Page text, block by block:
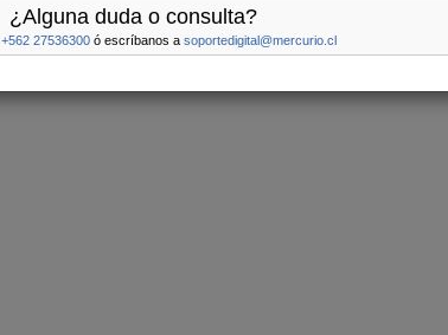
¿Alguna duda o consulta?
+562 27536300 ó escríbanos a soportedigital@mercurio.cl